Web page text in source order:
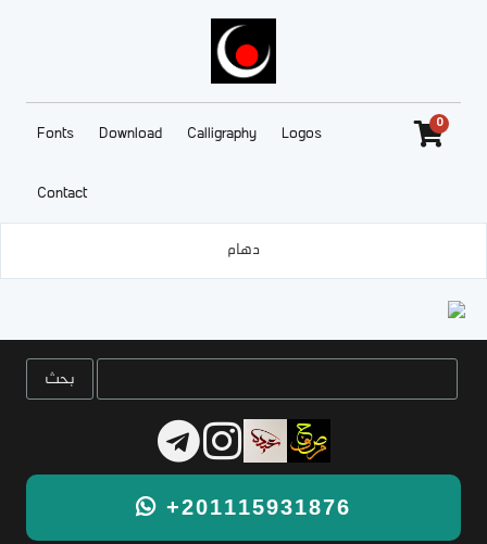
Fonts Download Calligraphy Logos
Contact
0
دهام
+201115931876